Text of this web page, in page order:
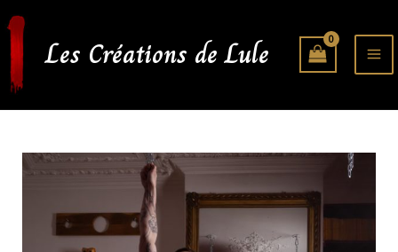
Aller
au
contenuLes Créations de Lule